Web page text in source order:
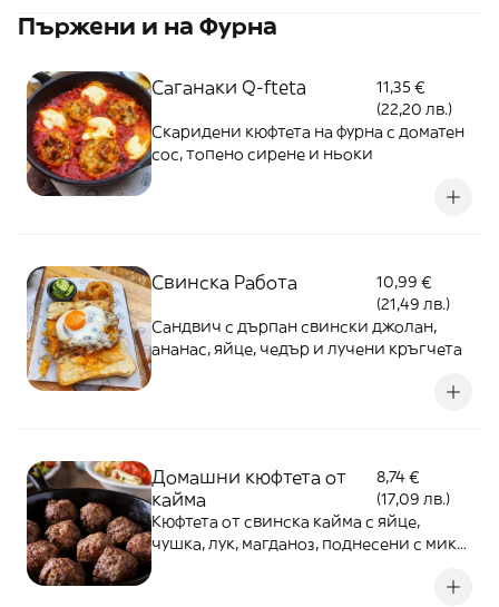
Пържени и на Фурна
Саганаки Q-fteta
11,35 €
(22,20 лв.)
Скаридени кюфтета на фурна с доматен
сос, топено сирене и ньоки
Свинска Работа
10,99 €
(21,49 лв.)
Сандвич с дърпан свински джолан,
ананас, яйце, чедър и лучени кръгчета
Домашни кюфтета от
кайма
8,74 €
(17,09 лв.)
Кюфтета от свинска кайма с яйце,
чушка, лук, магданоз, поднесени с микс